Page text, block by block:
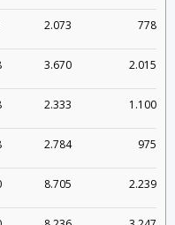
2.073 778
3.670 2.015
2.333 1.100
2.784 975
8.705 2.239